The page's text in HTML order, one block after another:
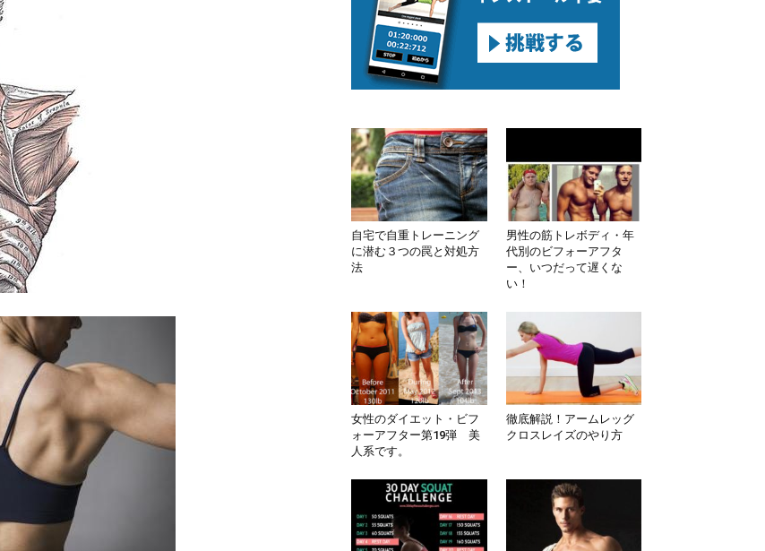
自宅で自重トレーニング
に潜む３つの罠と対処方
法
男性の筋トレボディ・年
代別のビフォーアフタ
ー、いつだって遅くな
い！
女性のダイエット・ビフ
ォーアフター第19弾 美
人系です。
徹底解説！アームレッグ
クロスレイズのやり方